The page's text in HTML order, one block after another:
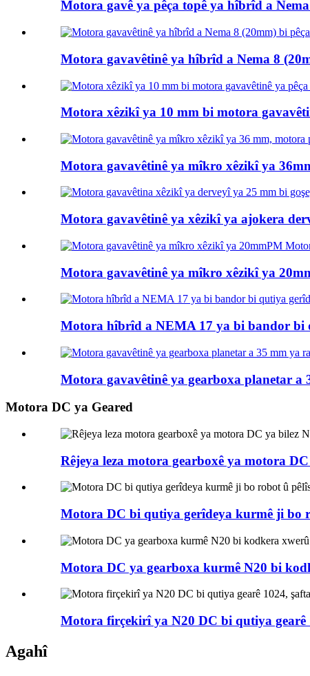
Motora gavê ya pêça topê ya hîbrîd a
Motora gavavêtinê ya hîbrîd a Nema 8
Motora xêzikî ya 10 mm bi motora
Motora gavavêtinê ya mîkro xêzikî ya
Motora gavavêtinê ya xêzikî ya ajokera
Motora gavavêtinê ya mîkro xêzikî ya
Motora hîbrîd a NEMA 17 ya bi bandor bi
Motora gavavêtinê ya gearboxa planetar a
Motora DC ya Geared
Rêjeya leza motora gearboxê ya motora
Motora DC bi qutiya gerîdeya kurmê ji bo
Motora DC ya gearboxa kurmê N20 bi
Motora firçekirî ya N20 DC bi qutiya gearê
Agahî